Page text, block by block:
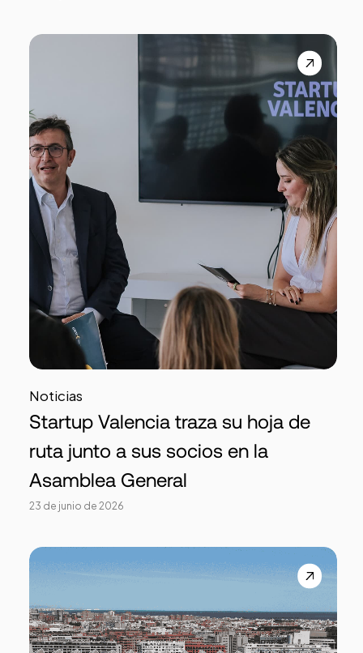
Noticias
Startup Valencia traza su hoja de
ruta junto a sus socios en la
Asamblea General
23 de junio de 2026